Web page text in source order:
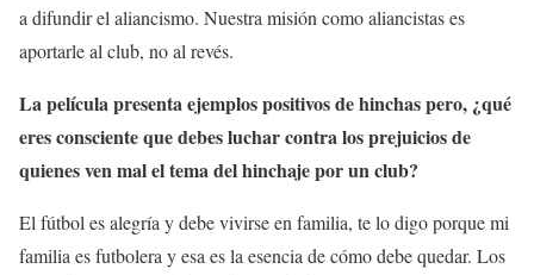
a difundir el aliancismo. Nuestra misión como aliancistas es
aportarle al club, no al revés.
La película presenta ejemplos positivos de hinchas pero, ¿qué
eres consciente que debes luchar contra los prejuicios de
quienes ven mal el tema del hinchaje por un club?
El fútbol es alegría y debe vivirse en familia, te lo digo porque mi
familia es futbolera y esa es la esencia de cómo debe quedar. Los